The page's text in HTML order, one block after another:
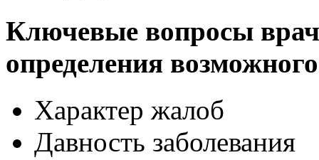
Ключевые вопросы
определения
Характер жалоб
Давность заболевания